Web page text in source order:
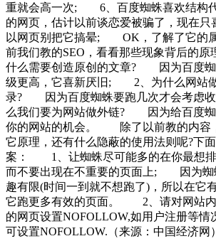
重就会高一次; 6、百度蜘蛛喜欢结构
的网页，估计以前谈恋爱被骗了，现在只
以网页别把它搞晕; OK，了解了它的
前我们教的SEO，看看那些现象背后
什么需要创造原创的文章? 因为百度蜘
级更高，它喜新厌旧; 2、为什么网站
录? 因为百度蜘蛛要跑几次才会考虑
么我们要为网站做外链? 因为给百度蜘
你的网站的机会。 除了以前教的内容
它原理，还有什么隐蔽的使用法则呢?下
案： 1、让蜘蛛尽可能多的在你最想排
而不要出现在不重要的页面上; 因为蜘
趣有限(时间一到就不想跑了)，所以在它
它跑更多有效的页面。 2、请对网站内
的网页设置NOFOLLOW,如用户注册等情
可设置NOFOLLOW.（来源：中国经济网）